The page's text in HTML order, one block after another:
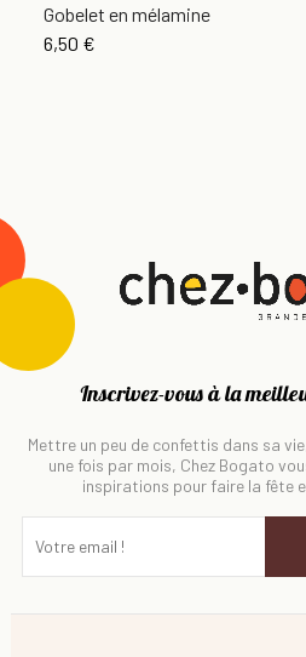
Gobelet en mélamine
6,50 €
Inscrivez-vous à la
Mettre un peu de confettis dans sa
une fois par mois, Chez Bogato
inspirations pour faire la fête